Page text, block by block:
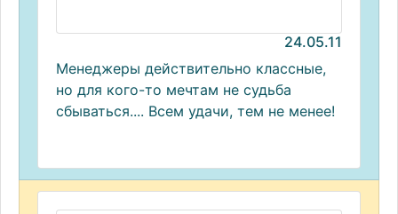
24.05.11
Менеджеры действительно классные,
но для кого-то мечтам не судьба
сбываться.... Всем удачи, тем не менее!